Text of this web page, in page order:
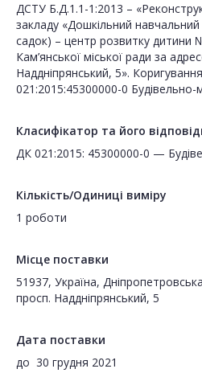
ДСТУ Б.Д.1.1-1:2013 –
закладу «Дошкільний
садок) – центр розвитку дитини
Кам’янської міської ради за
Наддніпрянський, 5».
021:2015:45300000-0
Класифікатор та його
ДК 021:2015: 45300000-0 —
Кількість/Одиниці виміру
1 роботи
Місце поставки
51937, Україна,
просп. Наддніпрянський, 5
Дата поставки
до 30 грудня 2021